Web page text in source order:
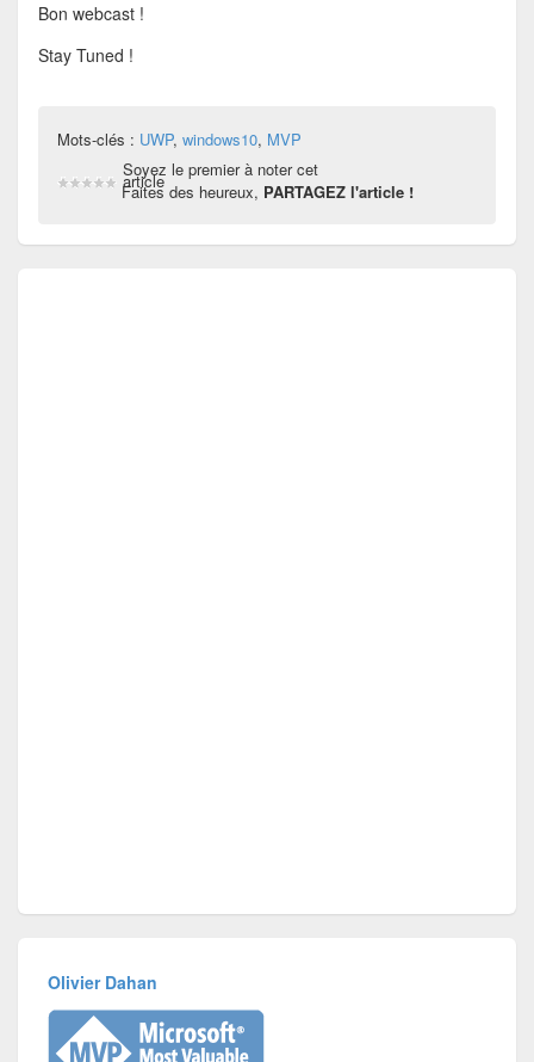
Bon webcast !
Stay Tuned !
Mots-clés : UWP, windows10, MVP
Soyez le premier à noter cet
article
Faites des heureux, PARTAGEZ l'article !
Olivier Dahan